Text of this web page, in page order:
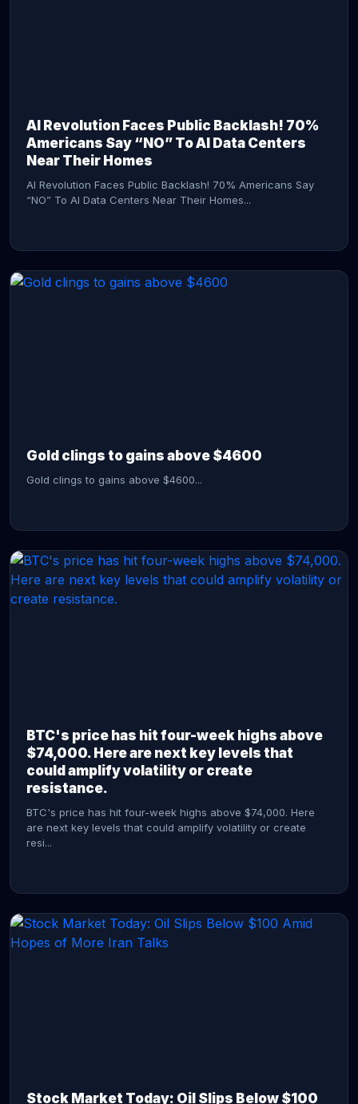
AI Revolution Faces Public Backlash! 70%
Americans Say “NO” To AI Data Centers
Near Their Homes
AI Revolution Faces Public Backlash! 70% Americans Say
“NO” To AI Data Centers Near Their Homes...
Gold clings to gains above $4600
Gold clings to gains above $4600...
BTC's price has hit four-week highs above
$74,000. Here are next key levels that
could amplify volatility or create
resistance.
BTC's price has hit four-week highs above $74,000. Here
are next key levels that could amplify volatility or create
resi...
Stock Market Today: Oil Slips Below $100